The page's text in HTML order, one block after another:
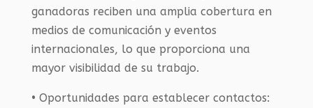
ganadoras reciben una amplia cobertura en
medios de comunicación y eventos
internacionales, lo que proporciona una
mayor visibilidad de su trabajo.
• Oportunidades para establecer contactos: